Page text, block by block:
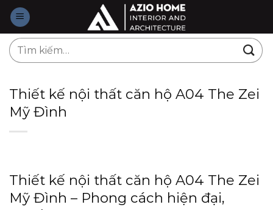
Skip
content
Tìm
kiếm:
Thiết kế nội thất căn hộ A04 The Zei
Mỹ Đình
Thiết kế nội thất căn hộ A04 The Zei
Mỹ Đình – Phong cách hiện đại,